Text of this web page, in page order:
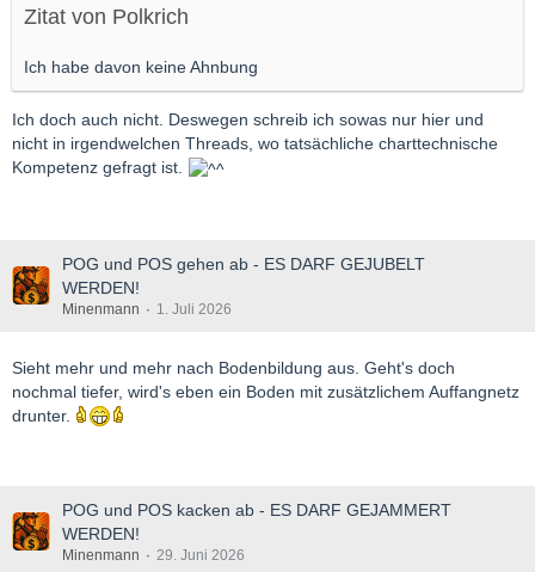
Zitat von Polkrich
Ich habe davon keine Ahnbung
Ich doch auch nicht. Deswegen schreib ich sowas nur hier und
nicht in irgendwelchen Threads, wo tatsächliche charttechnische
Kompetenz gefragt ist.
POG und POS gehen ab - ES DARF GEJUBELT
WERDEN!
Minenmann 1. Juli 2026
Sieht mehr und mehr nach Bodenbildung aus. Geht's doch
nochmal tiefer, wird's eben ein Boden mit zusätzlichem Auffangnetz
drunter.
POG und POS kacken ab - ES DARF GEJAMMERT
WERDEN!
Minenmann 29. Juni 2026